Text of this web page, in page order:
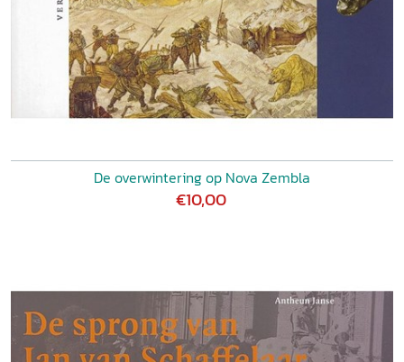
De overwintering op Nova Zembla
€10,00